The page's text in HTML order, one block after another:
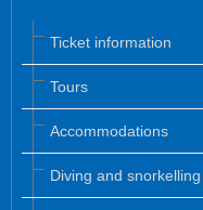
Ticket information
Tours
Accommodations
Diving and snorkelling